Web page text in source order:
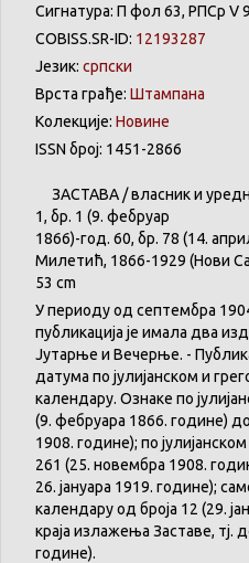
Сигнатура: П фол 63, РПСр V 9
COBISS.SR-ID: 12193287
Језик: српски
Врста грађе: Штампана
Колекције: Новине
ISSN број: 1451-2866
ЗАСТАВА /власники
1, бр. 1 (9. фебруар
1866)-год. 60, бр. 78 (14.
Милетић, 1866-1929 (Нови
53 cm
Упериодуод септембра
публикација је имала два
Јутарње и Вечерње. -
датума по јулијанском и
календару. Ознаке по
(9. фебруара 1866. године)
1908. године); по
261 (25. новембра 1908.
26. јануара 1919. године);
календаруод броја 12 (29.
краја излажења Заставе, тј.
године).